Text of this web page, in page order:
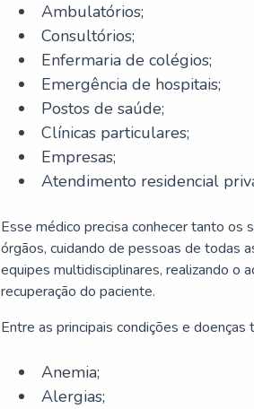
Ambulatórios;
Consultórios;
Enfermaria de colégios;
Emergência de hospitais;
Postos de saúde;
Clínicas particulares;
Empresas;
Atendimento residencial
Esse médico precisa conhecer tanto os
órgãos, cuidando de pessoas de todas
equipes multidisciplinares, realizando o
recuperação do paciente.
Entre as principais condições e
Anemia;
Alergias;